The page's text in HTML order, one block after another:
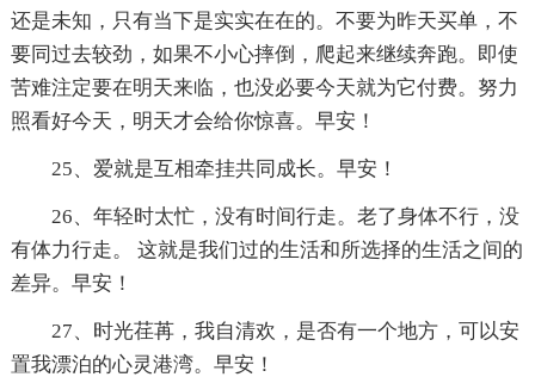
还是未知，只有当下是实实在在的。不要为昨天买单，不
要同过去较劲，如果不小心摔倒，爬起来继续奔跑。即使
苦难注定要在明天来临，也没必要今天就为它付费。努力
照看好今天，明天才会给你惊喜。早安！
25、爱就是互相牵挂共同成长。早安！
26、年轻时太忙，没有时间行走。老了身体不行，没
有体力行走。 这就是我们过的生活和所选择的生活之间的
差异。早安！
27、时光荏苒，我自清欢，是否有一个地方，可以安
置我漂泊的心灵港湾。早安！